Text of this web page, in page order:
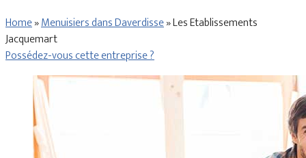
Home»Menuisiers dans Daverdisse»Les Etablissements
Jacquemart
Possédez-vous cette entreprise ?